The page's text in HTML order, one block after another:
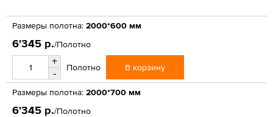
Размеры полотна: 2000*600 мм
6'345 р./Полотно
+
-
Полотно В корзину
Размеры полотна: 2000*700 мм
6'345 р./Полотно